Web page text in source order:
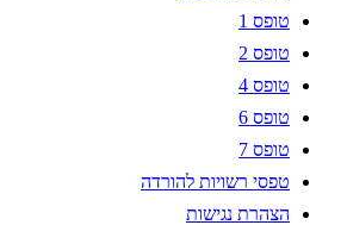
טופס 1
טופס 2
טופס 4
טופס 6
טופס 7
טפסי רשויות להורדה
הצהרת נגישות